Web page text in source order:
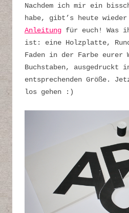
Nachdem ich mir ein
habe, gibt’s heute wieder
Anleitung für euch! Was
ist: eine Holzplatte,
Faden in der Farbe eurer
Buchstaben, ausgedruckt
entsprechenden Größe.
los gehen :)